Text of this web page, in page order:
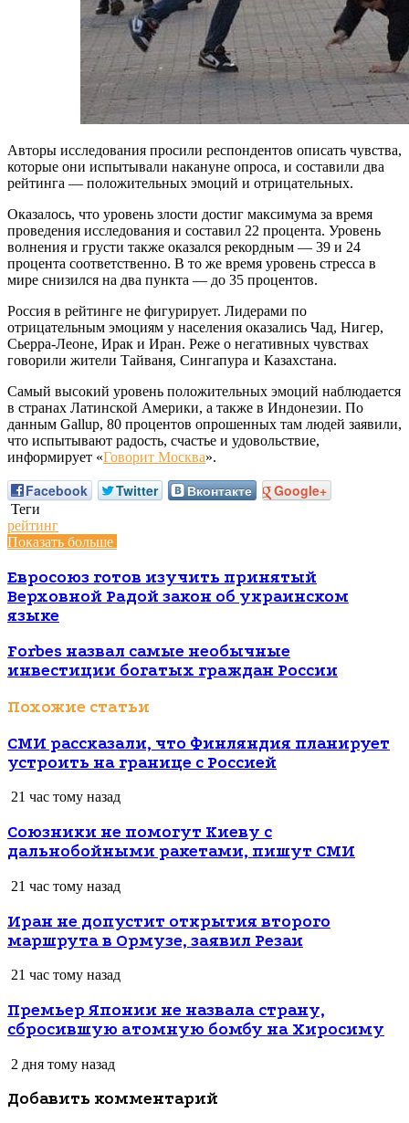
Авторы исследования просили респондентов описать чувства,
которые они испытывали накануне опроса, и составили два
рейтинга — положительных эмоций и отрицательных.
Оказалось, что уровень злости достиг максимума за время
проведения исследования и составил 22 процента. Уровень
волнения и грусти также оказался рекордным — 39 и 24
процента соответственно. В то же время уровень стресса в
мире снизился на два пункта — до 35 процентов.
Россия в рейтинге не фигурирует. Лидерами по
отрицательным эмоциям у населения оказались Чад, Нигер,
Сьерра-Леоне, Ирак и Иран. Реже о негативных чувствах
говорили жители Тайваня, Сингапура и Казахстана.
Самый высокий уровень положительных эмоций наблюдается
в странах Латинской Америки, а также в Индонезии. По
данным Gallup, 80 процентов опрошенных там людей заявили,
что испытывают радость, счастье и удовольствие,
информирует «Говорит Москва».
Facebook Twitter Вконтакте Google+
Теги
рейтинг
Показать больше
Евросоюз готов изучить принятый
Верховной Радой закон об украинском
языке
Forbes назвал самые необычные
инвестиции богатых граждан России
Похожие статьи
СМИ рассказали, что Финляндия планирует
устроить на границе с Россией
21 час тому назад
Союзники не помогут Киеву с
дальнобойными ракетами, пишут СМИ
21 час тому назад
Иран не допустит открытия второго
маршрута в Ормузе, заявил Резаи
21 час тому назад
Премьер Японии не назвала страну,
сбросившую атомную бомбу на Хиросиму
2 дня тому назад
Добавить комментарий